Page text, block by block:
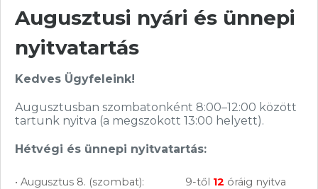
adatkezelési tájékoztatót.
FELIRATKOZOM
Augusztusi nyári és ünnepi
nyitvatartás
Kedves Ügyfeleink!
Augusztusban szombatonként 8:00–12:00 között
tartunk nyitva (a megszokott 13:00 helyett).
Hétvégi és ünnepi nyitvatartás:
• Augusztus 8. (szombat): 9-től 12 óráig nyitva